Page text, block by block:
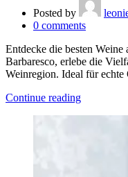
Posted by
0 comments
Entdecke die besten
Barbaresco, erlebe die
Weinregion. Ideal für echte
Continue reading